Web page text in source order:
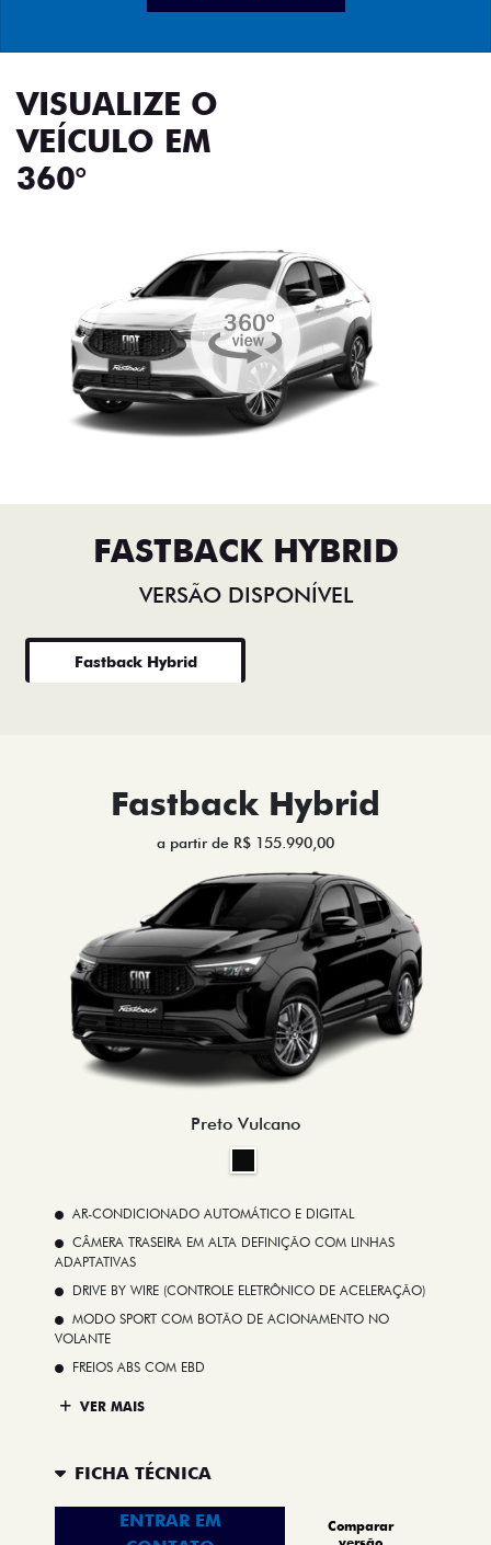
VISUALIZE O
VEÍCULO EM
360°
FASTBACK HYBRID
VERSÃO DISPONÍVEL
Fastback Hybrid
Fastback Hybrid
a partir de R$ 155.990,00
Preto Vulcano
AR-CONDICIONADO AUTOMÁTICO E DIGITAL
CÂMERA TRASEIRA EM ALTA DEFINIÇÃO COM LINHAS
ADAPTATIVAS
DRIVE BY WIRE (CONTROLE ELETRÔNICO DE ACELERAÇÃO)
MODO SPORT COM BOTÃO DE ACIONAMENTO NO
VOLANTE
FREIOS ABS COM EBD
VER MAIS
FICHA TÉCNICA
ENTRAR EM
Comparar